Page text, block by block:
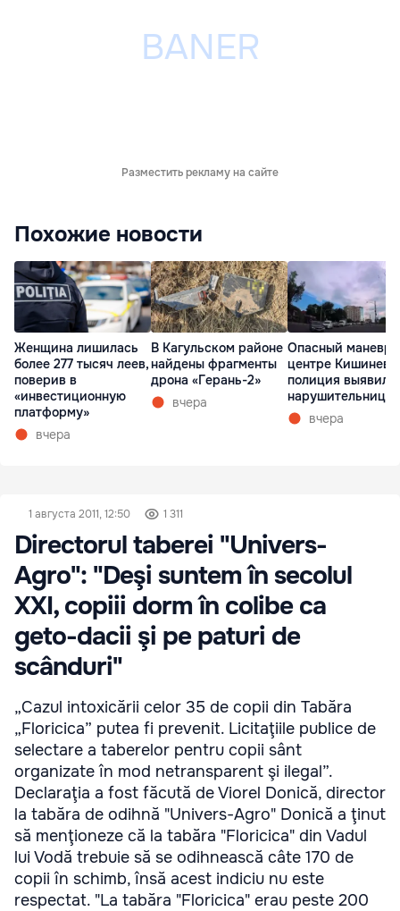
Разместить рекламу на сайте
Похожие новости
Женщина лишилась
более 277 тысяч леев,
поверив в
«инвестиционную
платформу»
вчера
В Кагульском районе
найдены фрагменты
дрона «Герань-2»
вчера
Опасный маневр
центре Кишинева:
полиция выявила
нарушительницу
вчера
1 августа 2011, 12:50 1 311
Directorul taberei "Univers-
Agro": "Deşi suntem în secolul
XXI, copiii dorm în colibe ca
geto-dacii şi pe paturi de
scânduri"
„Cazul intoxicării celor 35 de copii din Tabăra
„Floricica” putea fi prevenit. Licitaţiile publice de
selectare a taberelor pentru copii sânt
organizate în mod netransparent şi ilegal”.
Declaraţia a fost făcută de Viorel Donică, director
la tabăra de odihnă "Univers-Agro" Donică a ţinut
să menţioneze că la tabăra "Floricica" din Vadul
lui Vodă trebuie să se odihnească câte 170 de
copii în schimb, însă acest indiciu nu este
respectat. "La tabăra "Floricica" erau peste 200